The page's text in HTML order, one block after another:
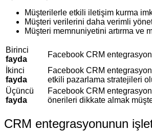
Müşterilerle etkili iletişim kurma
Müşteri verilerini daha verimli
Müşteri memnuniyetini artırma ve
Birinci
fayda
Facebook CRM
İkinci
fayda
Facebook CRM
etkili pazarlama stratejileri
Üçüncü
fayda
Facebook CRM
önerileri dikkate almak
CRM entegrasyonunun